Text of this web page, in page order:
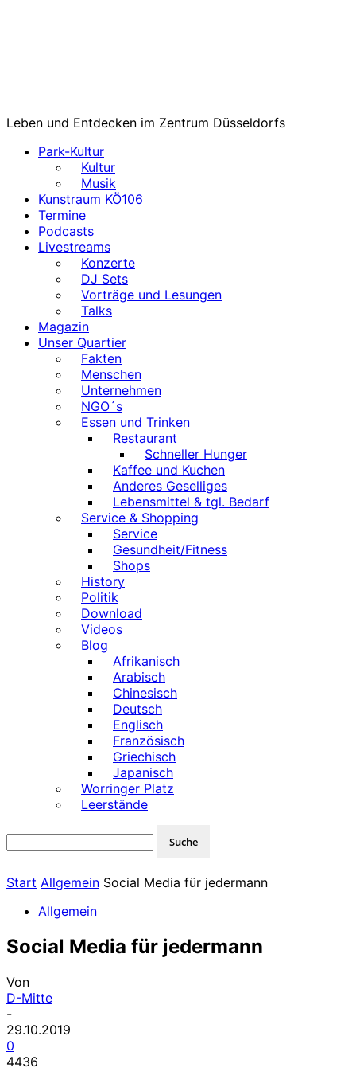
Leben und Entdecken im Zentrum Düsseldorfs
Park-Kultur
Kultur
Musik
Kunstraum KÖ106
Termine
Podcasts
Livestreams
Konzerte
DJ Sets
Vorträge und Lesungen
Talks
Magazin
Unser Quartier
Fakten
Menschen
Unternehmen
NGO´s
Essen und Trinken
Restaurant
Schneller Hunger
Kaffee und Kuchen
Anderes Geselliges
Lebensmittel & tgl. Bedarf
Service & Shopping
Service
Gesundheit/Fitness
Shops
History
Politik
Download
Videos
Blog
Afrikanisch
Arabisch
Chinesisch
Deutsch
Englisch
Französisch
Griechisch
Japanisch
Worringer Platz
Leerstände
Start Allgemein Social Media für jedermann
Allgemein
Social Media für jedermann
Von
D-Mitte
-
29.10.2019
0
4436